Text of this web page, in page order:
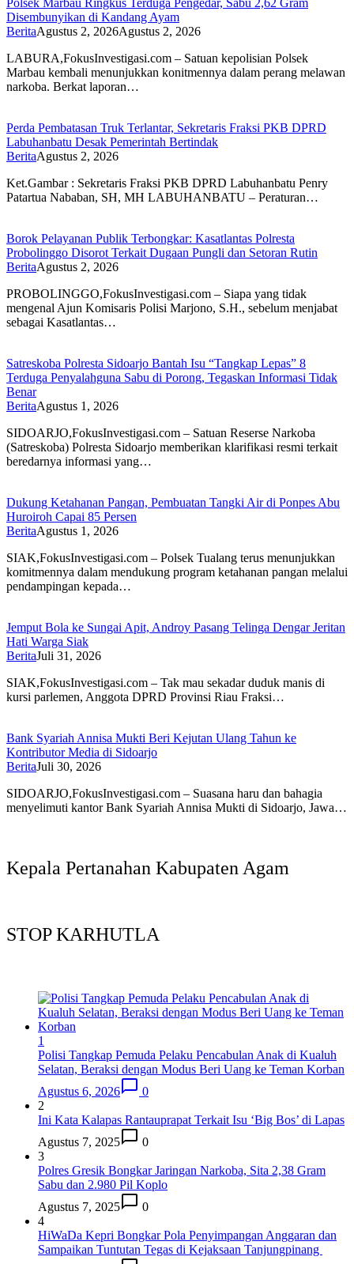
Disembunyikan di Kandang Ayam
BeritaAgustus 2, 2026Agustus 2, 2026
LABURA,FokusInvestigasi.com – Satuan kepolisian Polsek
Marbau kembali menunjukkan konitmennya dalam perang melawan
narkoba. Berkat laporan…
Perda Pembatasan Truk Terlantar, Sekretaris Fraksi PKB DPRD
Labuhanbatu Desak Pemerintah Bertindak
BeritaAgustus 2, 2026
Ket.Gambar : Sekretaris Fraksi PKB DPRD Labuhanbatu Penry
Patartua Nababan, SH, MH LABUHANBATU – Peraturan…
Borok Pelayanan Publik Terbongkar: Kasatlantas Polresta
Probolinggo Disorot Terkait Dugaan Pungli dan Setoran Rutin
BeritaAgustus 2, 2026
PROBOLINGGO,FokusInvestigasi.com – Siapa yang tidak
mengenal Ajun Komisaris Polisi Marjono, S.H., sebelum menjabat
sebagai Kasatlantas…
Satreskoba Polresta Sidoarjo Bantah Isu “Tangkap Lepas” 8
Terduga Penyalahguna Sabu di Porong, Tegaskan Informasi Tidak
Benar
BeritaAgustus 1, 2026
SIDOARJO,FokusInvestigasi.com – Satuan Reserse Narkoba
(Satreskoba) Polresta Sidoarjo memberikan klarifikasi resmi terkait
beredarnya informasi yang…
Dukung Ketahanan Pangan, Pembuatan Tangki Air di Ponpes Abu
Huroiroh Capai 85 Persen
BeritaAgustus 1, 2026
SIAK,FokusInvestigasi.com – Polsek Tualang terus menunjukkan
komitmennya dalam mendukung program ketahanan pangan melalui
pendampingan kepada…
Jemput Bola ke Sungai Apit, Androy Pasang Telinga Dengar Jeritan
Hati Warga Siak
BeritaJuli 31, 2026
SIAK,FokusInvestigasi.com – Tak mau sekadar duduk manis di
kursi parlemen, Anggota DPRD Provinsi Riau Fraksi…
Bank Syariah Annisa Mukti Beri Kejutan Ulang Tahun ke
Kontributor Media di Sidoarjo
BeritaJuli 30, 2026
SIDOARJO,FokusInvestigasi.com – Suasana haru dan bahagia
menyelimuti kantor Bank Syariah Annisa Mukti di Sidoarjo, Jawa…
Kepala Pertanahan Kabupaten Agam
STOP KARHUTLA
1
Polisi Tangkap Pemuda Pelaku Pencabulan Anak di Kualuh
Selatan, Beraksi dengan Modus Beri Uang ke Teman Korban
Agustus 6, 2026
0
2
Ini Kata Kalapas Rantauprapat Terkait Isu ‘Big Bos’ di Lapas
Agustus 7, 2025
0
3
Polres Gresik Bongkar Jaringan Narkoba, Sita 2,38 Gram
Sabu dan 2.980 Pil Koplo
Agustus 7, 2025
0
4
HiWaDa Kepri Bongkar Pola Penyimpangan Anggaran dan
Sampaikan Tuntutan Tegas di Kejaksaan Tanjungpinang